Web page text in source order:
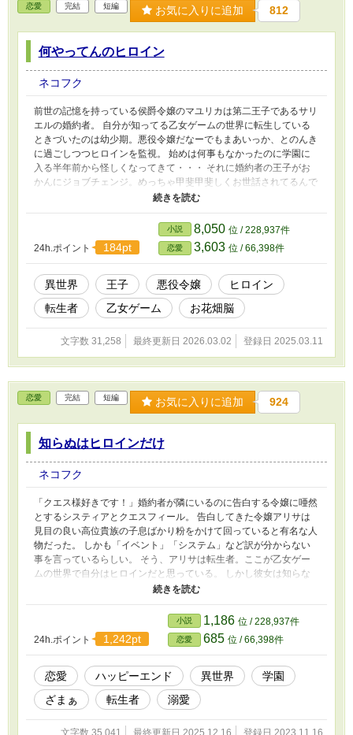
恋愛 完結 短編 お気に入りに追加 812
何やってんのヒロイン
ネコフク
前世の記憶を持っている侯爵令嬢のマユリカは第二王子であるサリ
エルの婚約者。 自分が知ってる乙女ゲームの世界に転生している
ときづいたのは幼少期。悪役令嬢だなーでもまあいっか、とのんき
に過ごしつつヒロインを監視。 始めは何事もなかったのに学園に
入る半年前から怪しくなってきて・・・ それに婚約者の王子がお
かんにジョブチェンジ。めっちゃ甲斐甲斐しくお世話されてるんで
すけど。どうしてこうなった。 そんな中とうとうヒロインが入学
する年に。 ・・・え、ヒロイン何してくれてんの？ ※本編・番外
24h.ポイント 184pt
小説 8,050 位 / 228,937件
恋愛 3,603 位 / 66,398件
異世界 王子 悪役令嬢
ヒロイン
転生者
乙女ゲーム お花畑脳
文字数 31,258 最終更新日 2026.03.02 登録日 2025.03.11
恋愛 完結 短編 お気に入りに追加 924
知らぬはヒロインだけ
ネコフク
「クエス様好きです！」婚約者が隣にいるのに告白する令嬢に唖然
とするシスティアとクエスフィール。 告白してきた令嬢アリサは
見目の良い高位貴族の子息ばかり粉をかけて回っていると有名な人
物だった。 しかも「イベント」「システム」など訳が分からない
事を言っているらしい。 そう、アリサは転生者。ここが乙女ゲー
ムの世界で自分はヒロインだと思っている。 しかし彼女は知らな
い。他にも転生者がいることを。 ※不定期連載です。毎日投稿す
る時もあれば日が開く事もあります。
24h.ポイント 1,242pt
小説 1,186 位 / 228,937件
恋愛 685 位 / 66,398件
恋愛 ハッピーエンド 異世界
学園
ざまぁ
転生者 溺愛
文字数 35,041 最終更新日 2025.12.16 登録日 2023.11.16